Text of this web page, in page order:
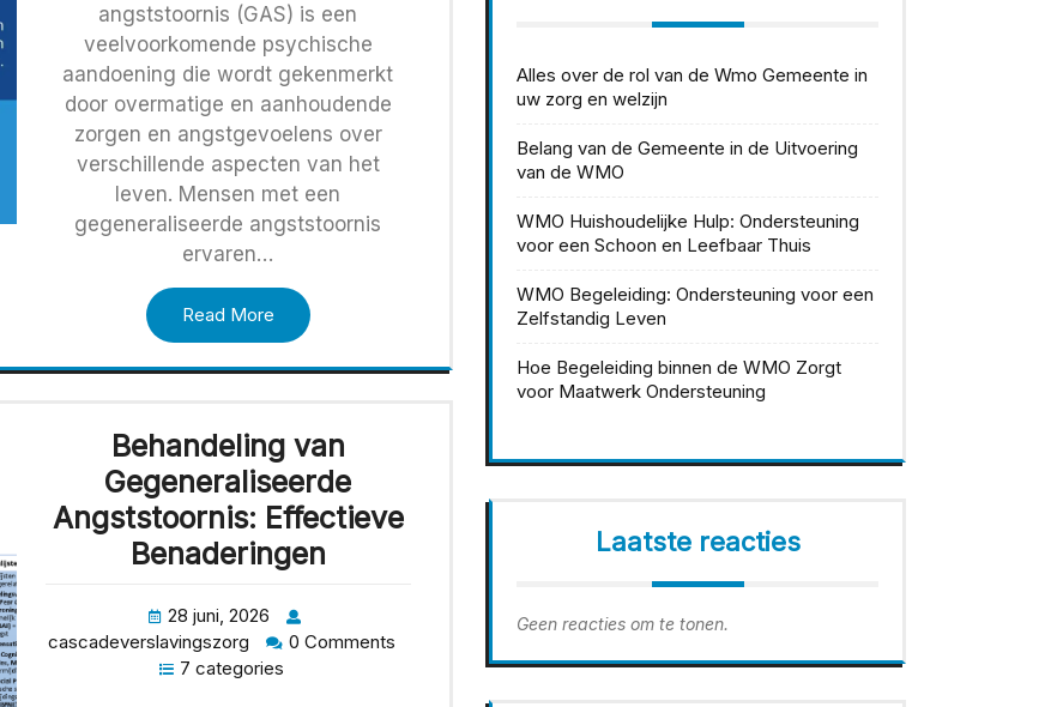
angststoornis (GAS) is een
veelvoorkomende psychische
aandoening die wordt gekenmerkt
door overmatige en aanhoudende
zorgen en angstgevoelens over
verschillende aspecten van het
leven. Mensen met een
gegeneraliseerde angststoornis
ervaren…
Read More
Behandeling van
Gegeneraliseerde
Angststoornis: Effectieve
Benaderingen
28 juni, 2026
cascadeverslavingszorg
0 Comments
7 categories
Alles over de rol van de Wmo Gemeente in
uw zorg en welzijn
Belang van de Gemeente in de Uitvoering
van de WMO
WMO Huishoudelijke Hulp: Ondersteuning
voor een Schoon en Leefbaar Thuis
WMO Begeleiding: Ondersteuning voor een
Zelfstandig Leven
Hoe Begeleiding binnen de WMO Zorgt
voor Maatwerk Ondersteuning
Laatste reacties
Geen reacties om te tonen.